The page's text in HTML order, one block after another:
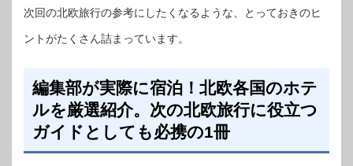
次回の北欧旅行の参考にしたくなるような、とっておきのヒ
ントがたくさん詰まっています。
編集部が実際に宿泊！北欧各国のホテ
ルを厳選紹介。次の北欧旅行に役立つ
ガイドとしても必携の1冊